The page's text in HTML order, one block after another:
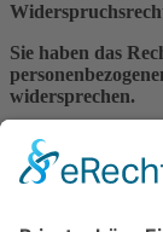
Sie haben das
widersprechen.
Verarbeiten wir
Interessen,
wenn sich aus